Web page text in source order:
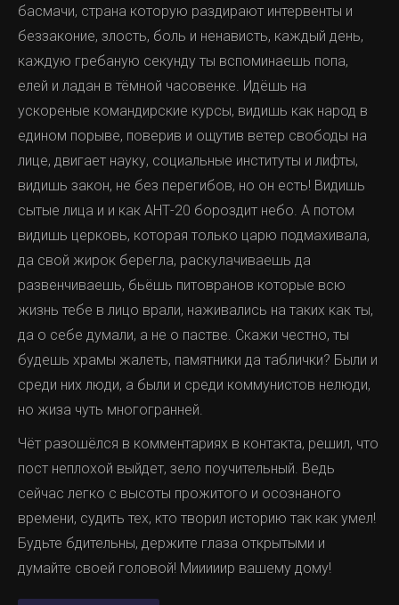
басмачи, страна которую раздирают интервенты и
беззаконие, злость, боль и ненависть, каждый день,
каждую гребаную секунду ты вспоминаешь попа,
елей и ладан в тёмной часовенке. Идёшь на
ускореные командирские курсы, видишь как народ в
едином порыве, поверив и ощутив ветер свободы на
лице, двигает науку, социальные институты и лифты,
видишь закон, не без перегибов, но он есть! Видишь
сытые лица и и как АНТ-20 бороздит небо. А потом
видишь церковь, которая только царю подмахивала,
да свой жирок берегла, раскулачиваешь да
развенчиваешь, бьёшь питовранов которые всю
жизнь тебе в лицо врали, наживались на таких как ты,
да о себе думали, а не о пастве. Скажи честно, ты
будешь храмы жалеть, памятники да таблички? Были и
среди них люди, а были и среди коммунистов нелюди,
но жиза чуть многогранней.
Чёт разошёлся в комментариях в контакта, решил, что
пост неплохой выйдет, зело поучительный. Ведь
сейчас легко с высоты прожитого и осознаного
времени, судить тех, кто творил историю так как умел!
Будьте бдительны, держите глаза открытыми и
думайте своей головой! Мииииир вашему дому!